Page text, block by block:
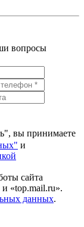
вопросы
вы принимаете
и
сайта
«top.mail.ru».
данных.